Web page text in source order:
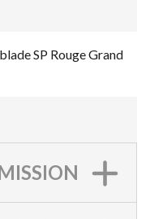
SP Rouge Grand